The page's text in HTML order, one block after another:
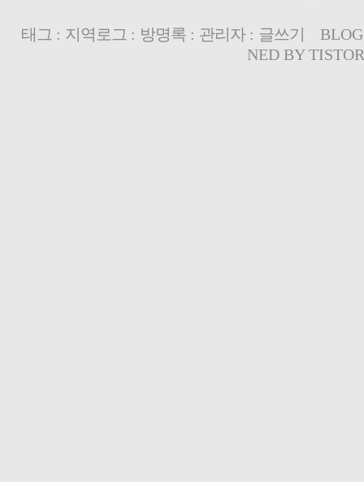
태그 : 지역로그 : 방명록: 관리자: 글쓰기
NED BY